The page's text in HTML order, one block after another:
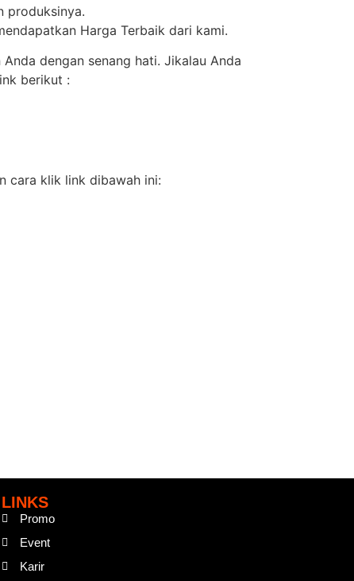
produksinya.
Harga Terbaik dari kami.
dengan senang hati. Jikalau Anda
berikut :
cara klik link dibawah ini:
LINKS
Promo
Event
Karir